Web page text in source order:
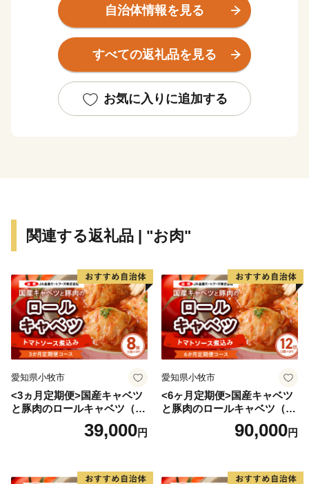
田舎と都会の両方の「好いとこ取り」をした未来の暮ら
しがここにあります。
また、淡路島はかつて若狭や志摩と並び、朝廷にご馳走
を献上した「御食国」と呼ばれており、四方を囲む海は
てました。生産量日本一を誇る線香をはじめ、淡路ビー
フや淡路島玉ねぎ、カーネーションなどは「淡路ブラン
して実施した事業について、ご報告いたします。
https://www.city.awaji.lg.jp/uploaded/life/
自治体情報を見る
すべての返礼品を見る
お気に入りに追加する
関連する返礼品 | "お肉"
愛知県小牧市
<3ヵ月定期便>国産キャベツ
と豚肉のロールキャベツ（4P
39,000円
愛知県小牧市
<6ヶ月定期便>国産キャベツ
と豚肉のロールキャベツ（6P
90,000円